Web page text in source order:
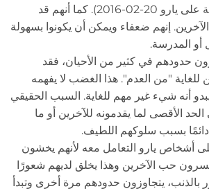
(انظر المدونة الشاملة على يارو 20-02-2016). كما أنهم قد
إنهم ضعفاء ويمكن أن يكونوا بسهولة
أو المدرسة.
حدودهم في كثير من الأحيان، فقد
"من العدم". هذا الغضب لا يفهمه
أنه شيء غير مهم للغاية. السبب الحقيقي
الأقصى لما يقدمونه للآخرين أو ما
بسبب سلوكهم اللطيف.
أشخاص يارو التعامل معه لأنهم يخشون
حب الآخرين وهذا يخلق لديهم شعورًا
بالذنب، يتجاوزون حدودهم مرة أخرى وتبدأ